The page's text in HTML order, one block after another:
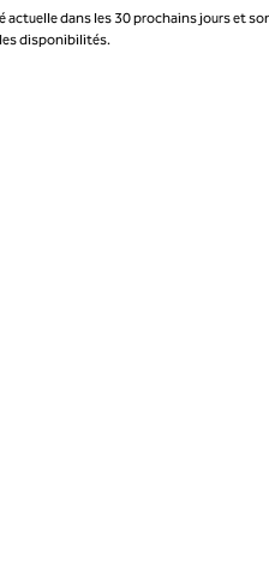
dans les 30 prochains jours et
disponibilités.